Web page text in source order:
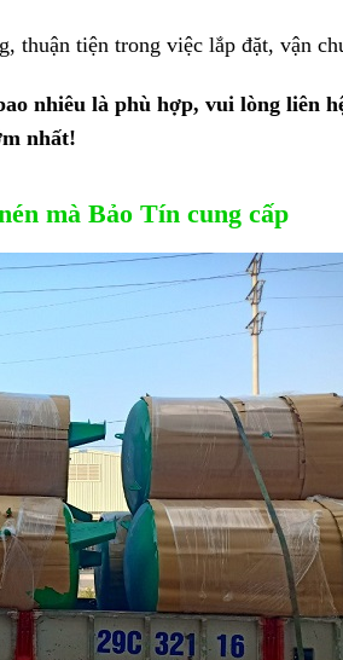
thuận tiện trong việc lắp đặt, vận
nhiêu là phù hợp, vui lòng liên
nhất!
mà Bảo Tín cung cấp